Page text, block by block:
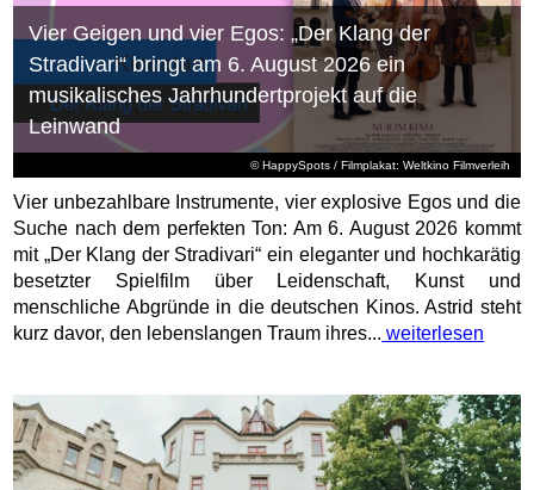
© HappySpots / Filmplakat: Weltkino Filmverleih
Vier Geigen und vier Egos: „Der Klang der
Stradivari“ bringt am 6. August 2026 ein
musikalisches Jahrhundertprojekt auf die
Leinwand
Vier unbezahlbare Instrumente, vier explosive Egos und die
Suche nach dem perfekten Ton: Am 6. August 2026 kommt
mit „Der Klang der Stradivari“ ein eleganter und hochkarätig
besetzter Spielfilm über Leidenschaft, Kunst und
menschliche Abgründe in die deutschen Kinos. Astrid steht
kurz davor, den lebenslangen Traum ihres... weiterlesen